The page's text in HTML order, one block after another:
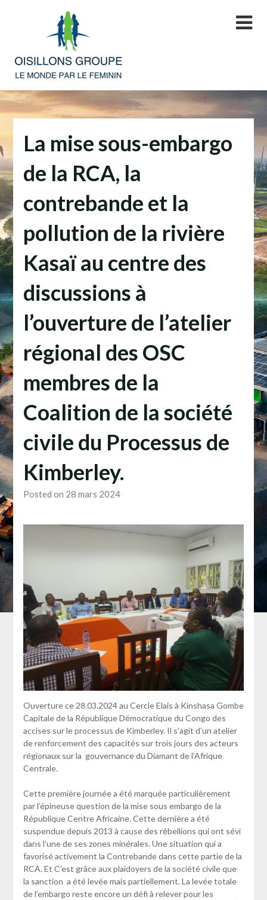
La mise sous-embargo
de la RCA, la
contrebande et la
pollution de la rivière
Kasaï au centre des
discussions à
l’ouverture de l’atelier
régional des OSC
membres de la
Coalition de la société
civile du Processus de
Kimberley.
Posted on 28 mars 2024
Ouverture ce 28.03.2024 au Cercle Elais à Kinshasa Gombe
Capitale de la République Démocratique du Congo des
accises sur le processus de Kimberley. Il s’agit d’un atelier
de renforcement des capacités sur trois jours des acteurs
régionaux sur la gouvernance du Diamant de l’Afrique
Centrale.
Cette première journée a été marquée particulièrement
par l’épineuse question de la mise sous embargo de la
République Centre Africaine. Cette dernière a été
suspendue depuis 2013 à cause des rébellions qui ont sévi
dans l’une de ses zones minérales. Une situation qui a
favorisé activement la Contrebande dans cette partie de la
RCA. Et C’est grâce aux plaidoyers de la société civile que
la sanction a été levée mais partiellement. La levée totale
de l’embargo reste encore un défi à relever pour les